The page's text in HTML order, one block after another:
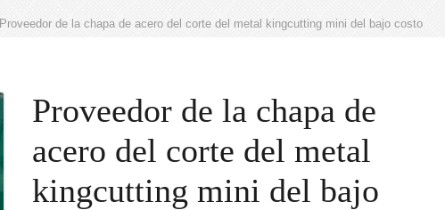
Proveedor de la chapa de acero del corte del metal kingcutting mini del bajo costo
Proveedor de la chapa de
acero del corte del metal
kingcutting mini del bajo